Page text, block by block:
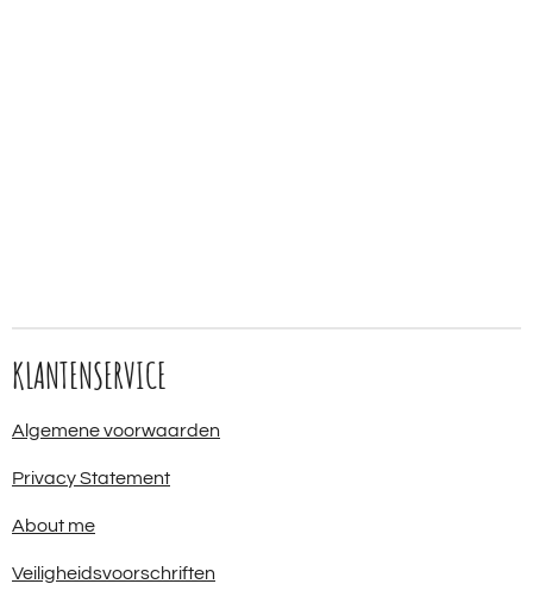
KLANTENSERVICE
Algemene voorwaarden
Privacy Statement
About me
Veiligheidsvoorschriften